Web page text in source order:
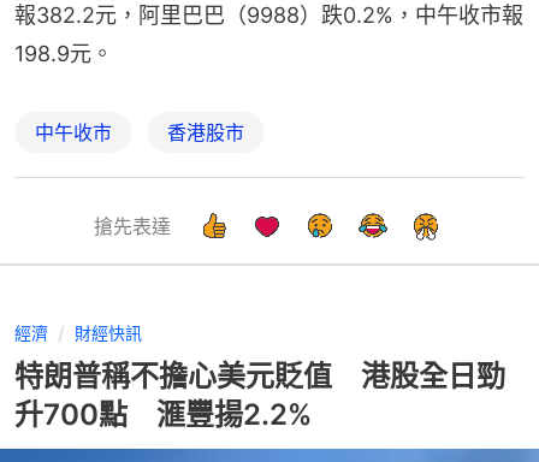
報382.2元，阿里巴巴（9988）跌0.2%，中午收市報
198.9元。
中午收市 香港股市
搶先表達
經濟 財經快訊
特朗普稱不擔心美元貶值 港股全日勁
升700點 滙豐揚2.2%